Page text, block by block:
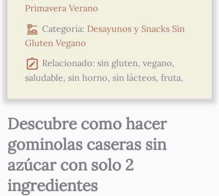
Primavera Verano
Categoría: Desayunos y Snacks Sin
Gluten Vegano
Relacionado: sin gluten, vegano,
saludable, sin horno, sin lácteos, fruta,
Descubre como hacer
gominolas caseras sin
azúcar con solo 2
ingredientes